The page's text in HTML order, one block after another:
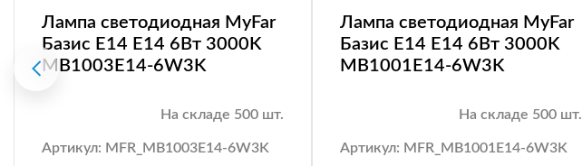
Лампа светодиодная MyFar
Базис E14 E14 6Вт 3000K
MB1003E14-6W3K
На складе 500 шт.
Артикул: MFR_MB1003E14-6W3K
Лампа светодиодная MyFar
Базис E14 E14 6Вт 3000K
MB1001E14-6W3K
На складе 500 шт.
Артикул: MFR_MB1001E14-6W3K